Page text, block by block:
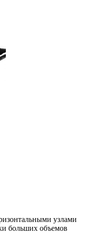
узлами
больших объемов